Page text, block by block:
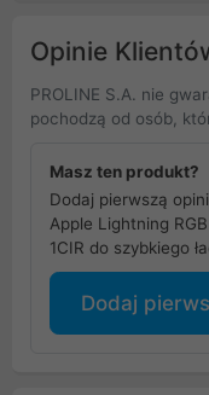
Opinie
PROLINE S.A. nie
pochodzą od osób,
Masz ten produkt?
Dodaj pierwszą
Apple Lightning
1CIR do szybkiego
Dodaj